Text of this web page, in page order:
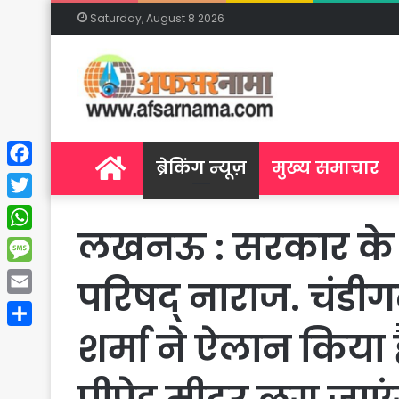
Saturday, August 8 2026
Homeब्रेकिंग न्यूज़ मुख्य समाचार
लखनऊ : सरकार के
परिषद् नाराज.
शर्मा ने ऐलान
Facebook
Twitter
WhatsApp
Message
Email